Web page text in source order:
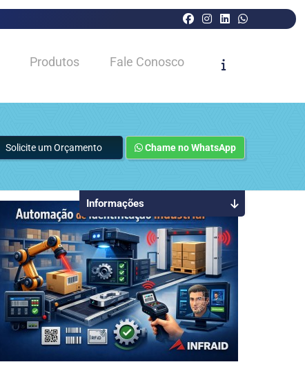
Produtos Fale Conosco
Solicite um Orçamento Chame no WhatsApp
Informações